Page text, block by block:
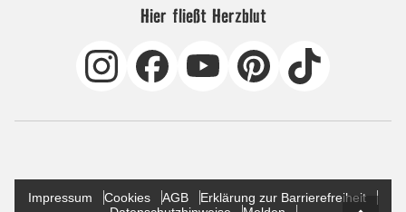
Hier fließt Herzblut
Impressum Cookies AGB
Erklärung zur Barrierefreiheit